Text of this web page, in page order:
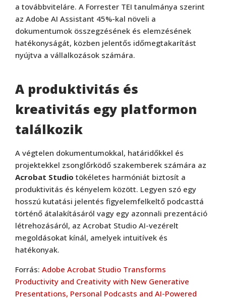
a továbbviteláre. A Forrester TEI tanulmánya szerint
az Adobe AI Assistant 45%-kal növeli a
dokumentumok összegzésének és elemzésének
hatékonyságát, közben jelentős időmegtakarítást
nyújtva a vállalkozások számára.
A produktivitás és
kreativitás egy platformon
találkozik
A végtelen dokumentumokkal, határidőkkel és
projektekkel zsonglőrködő szakemberek számára az
Acrobat Studio tökéletes harmóniát biztosít a
produktivitás és kényelem között. Legyen szó egy
hosszú kutatási jelentés figyelemfelkeltő podcasttá
történő átalakításáról vagy egy azonnali prezentáció
létrehozásáról, az Acrobat Studio AI-vezérelt
megoldásokat kínál, amelyek intuitívek és
hatékonyak.
Forrás: Adobe Acrobat Studio Transforms
Productivity and Creativity with New Generative
Presentations, Personal Podcasts and AI-Powered